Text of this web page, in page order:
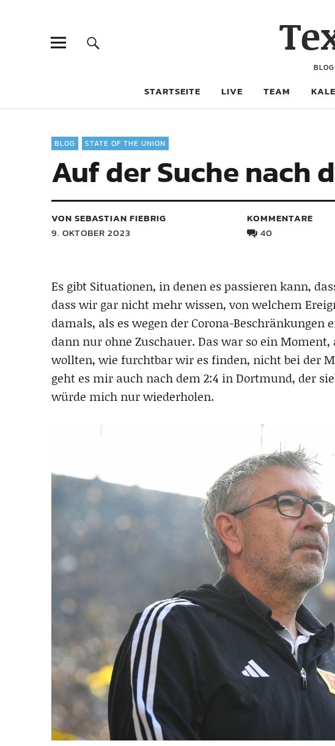
STARTSEITE LIVE TEAM
BLOG STATE OF THE UNION
Auf der Suche nach
VON SEBASTIAN FIEBRIG
9. OKTOBER 2023
KOMMENTARE
40
Es gibt Situationen, in denen es passieren kann,
dass wir gar nicht mehr wissen, von welchem
damals, als es wegen der Corona-
dann nur ohne Zuschauer. Das war so ein
wollten, wie furchtbar wir es finden, nicht bei der
geht es mir auch nach dem 2:4 in Dortmund, der
würde mich nur wiederholen.